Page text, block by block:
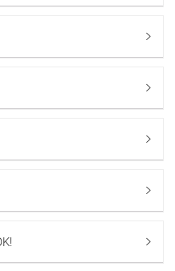




